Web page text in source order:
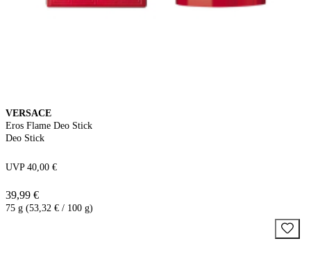
VERSACE
Eros Flame Deo Stick
Deo Stick
UVP 40,00 €
39,99 €
75 g (53,32 € / 100 g)